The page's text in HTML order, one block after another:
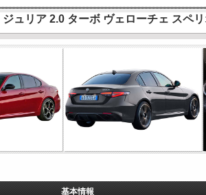
ュリア 2.0 ターボ ヴェローチェ スペ
基本情報